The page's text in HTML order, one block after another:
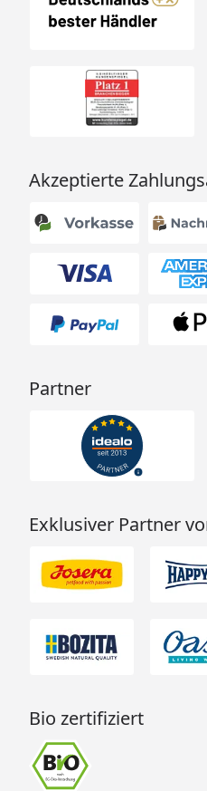
Akzeptierte
Partner
Exklusiver Partner
Bio zertifiziert